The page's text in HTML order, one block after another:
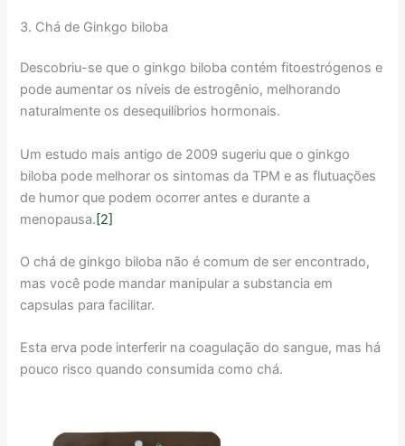
3. Chá de Ginkgo biloba
Descobriu-se que o ginkgo biloba contém fitoestrógenos e
pode aumentar os níveis de estrogênio, melhorando
naturalmente os desequilíbrios hormonais.
Um estudo mais antigo de 2009 sugeriu que o ginkgo
biloba pode melhorar os sintomas da TPM e as flutuações
de humor que podem ocorrer antes e durante a
menopausa. [2]
O chá de ginkgo biloba não é comum de ser encontrado,
mas você pode mandar manipular a substancia em
capsulas para facilitar.
Esta erva pode interferir na coagulação do sangue, mas há
pouco risco quando consumida como chá.